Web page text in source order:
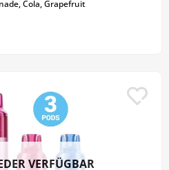
Cola, Grapefruit
VERFÜGBAR